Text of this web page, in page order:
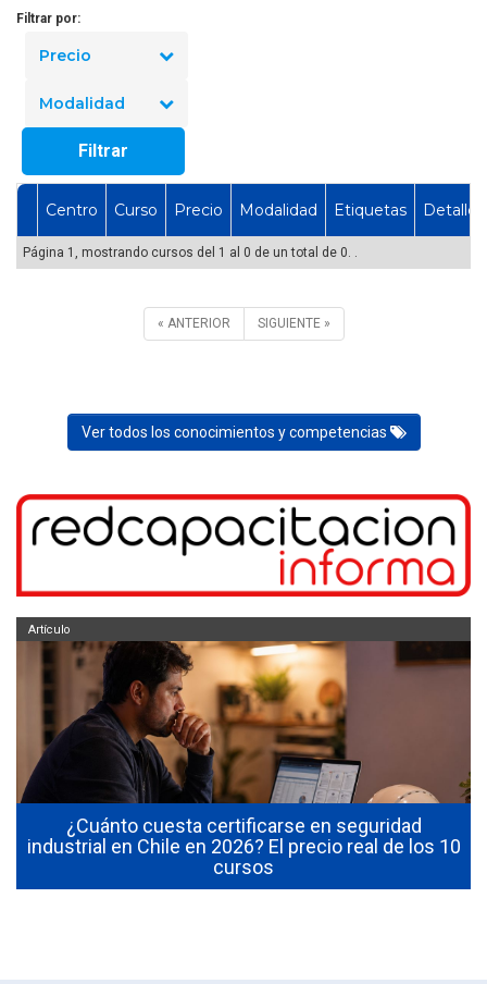
Filtrar por:
Precio
Modalidad
Filtrar
Centro Curso Precio Modalidad Etiquetas Detalles
Página 1, mostrando cursos del 1 al 0 de un total de 0. .
« ANTERIOR SIGUIENTE »
Ver todos los conocimientos y competencias
¿Cuánto cuesta certificarse en seguridad
industrial en Chile en 2026? El precio real de los 10
cursos
Artículo